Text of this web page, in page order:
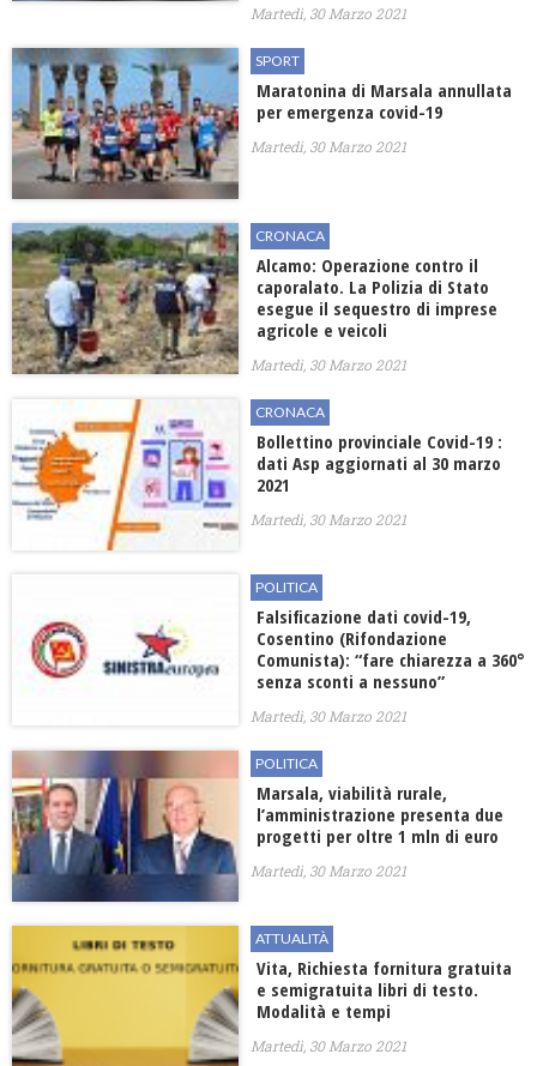
Martedì, 30 Marzo 2021
SPORT
Maratonina di Marsala annullata
per emergenza covid-19
Martedì, 30 Marzo 2021
CRONACA
Alcamo: Operazione contro il
caporalato. La Polizia di Stato
esegue il sequestro di imprese
agricole e veicoli
Martedì, 30 Marzo 2021
CRONACA
Bollettino provinciale Covid-19 :
dati Asp aggiornati al 30 marzo
2021
Martedì, 30 Marzo 2021
POLITICA
Falsificazione dati covid-19,
Cosentino (Rifondazione
Comunista): “fare chiarezza a 360°
senza sconti a nessuno”
Martedì, 30 Marzo 2021
POLITICA
Marsala, viabilità rurale,
l’amministrazione presenta due
progetti per oltre 1 mln di euro
Martedì, 30 Marzo 2021
ATTUALITÀ
Vita, Richiesta fornitura gratuita
e semigratuita libri di testo.
Modalità e tempi
Martedì, 30 Marzo 2021